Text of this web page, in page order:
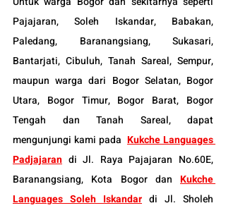
Pajajaran, Soleh Iskandar, Babakan,
Paledang, Baranangsiang, Sukasari,
Bantarjati, Cibuluh, Tanah Sareal, Sempur,
maupun warga dari Bogor Selatan, Bogor
Utara, Bogor Timur, Bogor Barat, Bogor
Tengah dan Tanah Sareal, dapat
mengunjungi kami pada Kukche Languages
Padjajaran di Jl. Raya Pajajaran No.60E,
Baranangsiang, Kota Bogor dan Kukche
Languages Soleh Iskandar di Jl. Sholeh